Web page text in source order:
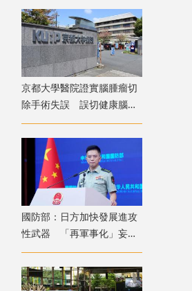
京都大學醫院證實腦腫瘤切
除手術失誤 誤切健康腦組
織致病患無法自主呼吸
國防部：日方加快發展進攻
性武器 「再軍事化」妄動
是地區和平穩定真正威脅